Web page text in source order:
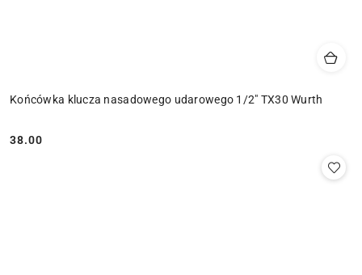
Końcówka klucza nasadowego udarowego 1/2" TX30 Wurth
Cena:
38.00